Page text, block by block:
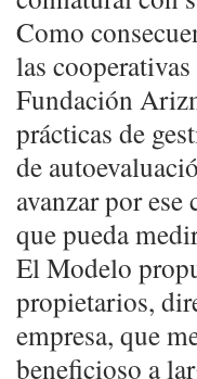
Como
las
Fundación
prácticas de
de
avanzar por
que pueda
El Modelo
propietarios,
empresa, que
beneficioso a